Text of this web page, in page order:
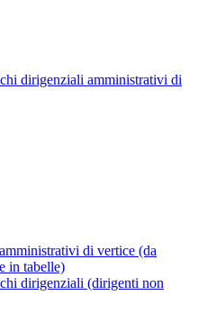
dirigenziali amministrativi di
di vertice (da
in tabelle)
dirigenziali (dirigenti non